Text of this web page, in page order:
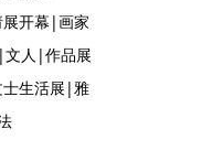
展开幕|画家
文人|作品展
士生活展|雅